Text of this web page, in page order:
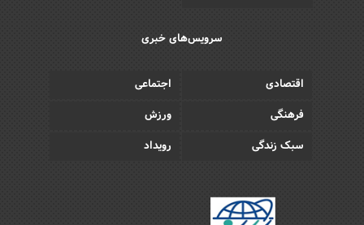
سرویس‌های خبری
اقتصادی
اجتماعی
فرهنگی
ورزش
سبک زندگی
رویداد